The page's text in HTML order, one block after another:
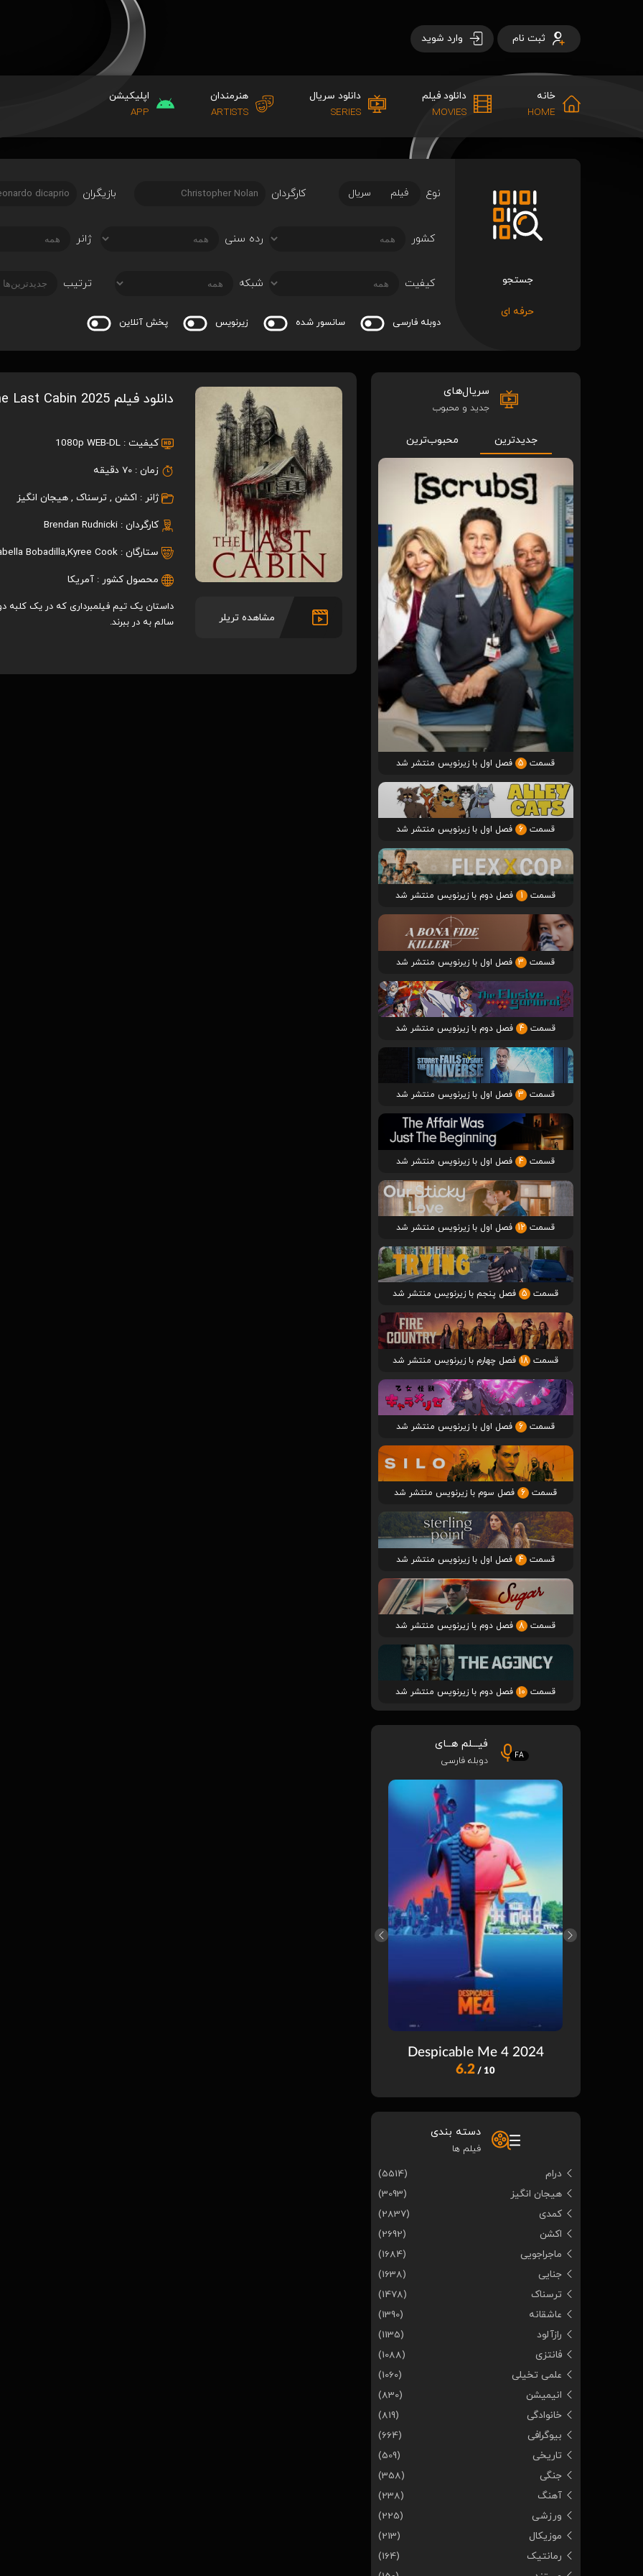
ثبت نام وارد شوید
خانه
HOME
دانلود فیلم
MOVIES
دانلود سریال
SERIES
هنرمندان
ARTISTS
اپلیکیشن
APP
جستجو
حرفه ای
نوع فیلم سریال کارگردان بازیگران
کشور رده سنی ژانر
کیفیت شبکه ترتیب
دوبله فارسی سانسور شده زیرنویس پخش آنلاین
مشاهده تریلر
دانلود فیلم The Last Cabin 2025
کیفیت : 1080p WEB-DL
زمان : 70 دقیقه
ژانر : اکشن, ترسناک, هیجان انگیز
کارگردان : Brendan Rudnicki
ستارگان :
Bobadilla,Kyree Cook
محصول کشور : آمریکا
داستان یک تیم فیلمبرداری که در یک کلبه
سالم به در ببرند.
سریال‌های
جدید و محبوب
جدیدترین محبوب‌ترین
قسمت 5 فصل اول با زیرنویس منتشر شد
قسمت 6 فصل اول با زیرنویس منتشر شد
قسمت 1 فصل دوم با زیرنویس منتشر شد
قسمت 3 فصل اول با زیرنویس منتشر شد
قسمت 4 فصل دوم با زیرنویس منتشر شد
قسمت 3 فصل اول با زیرنویس منتشر شد
قسمت 4 فصل اول با زیرنویس منتشر شد
قسمت 12فصل اول با زیرنویس منتشر شد
قسمت 5 فصل پنجم با زیرنویس منتشر شد
قسمت 18فصل چهارم با زیرنویس منتشر شد
قسمت 6 فصل اول با زیرنویس منتشر شد
قسمت 6 فصل سوم با زیرنویس منتشر شد
قسمت 4 فصل اول با زیرنویس منتشر شد
قسمت 8 فصل دوم با زیرنویس منتشر شد
قسمت 10 فصل دوم با زیرنویس منتشر شد
FA
فیـــلم هــای
دوبله فارسی
Despicable Me 4 2024
6.2 / 10
دسته بندی
فیلم ها
درام
(5514)
هیجان انگیز
(3093)
کمدی
(2837)
اکشن
(2692)
ماجراجویی
(1684)
جنایی
(1638)
ترسناک
(1478)
عاشقانه
(1390)
رازآلود
(1135)
فانتزی
(1088)
علمی تخیلی
(1060)
انیمیشن
(830)
خانوادگی
(819)
بیوگرافی
(664)
تاریخی
(509)
جنگی
(358)
آهنگ
(238)
ورزشی
(225)
موزیکال
(213)
رمانتیک
(164)